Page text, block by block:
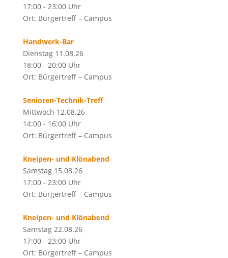
17:00 - 23:00 Uhr
Ort: Bürgertreff – Campus
Handwerk-Bar
Dienstag 11.08.26
18:00 - 20:00 Uhr
Ort: Bürgertreff – Campus
Senioren-Technik-Treff
Mittwoch 12.08.26
14:00 - 16:00 Uhr
Ort: Bürgertreff – Campus
Kneipen- und Klönabend
Samstag 15.08.26
17:00 - 23:00 Uhr
Ort: Bürgertreff – Campus
Kneipen- und Klönabend
Samstag 22.08.26
17:00 - 23:00 Uhr
Ort: Bürgertreff – Campus